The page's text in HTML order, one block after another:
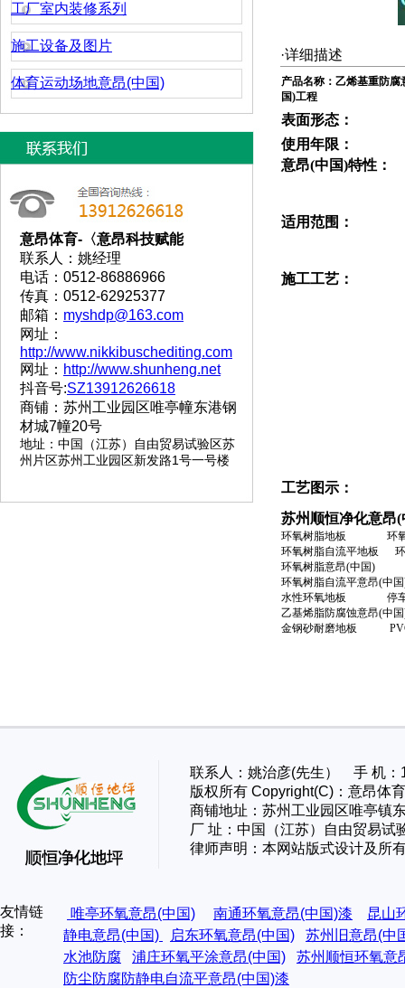
工厂室内装修系列
施工设备及图片
体育运动场地意昂(中国)
意昂体育-〈意昂科技赋能
联系人：姚经理
电话：0512-86886966
传真：0512-62925377
邮箱： myshdp@163.com
网址：
http://www.nikkibuschediting.com
网址： http://www.shunheng.net
抖音号:SZ13912626618
商铺：苏州工业园区唯亭幢东港钢
材城7幢20号
地址 ： 中国（江苏）自由贸易试验区苏
州片区苏州工业园区新发路1号一号楼
·详细描述
产品名称： 乙烯基重防腐
国)工程
表面形态：
使用年限：
意昂(中国)特性：
适用范围：
施工工艺：
工艺图示：
苏州顺恒净化意昂
环氧树脂地板 环氧
环氧树脂自流平地板
环氧树脂意昂(中国)
环氧树脂自流平意昂(
水性环氧地板 停
乙基烯脂防腐蚀意
金钢砂耐磨地板
联系人：姚治彦(先生） 手 机
版权所有 Copyright(C)：意昂
商铺地址：苏州工业园区唯亭镇
厂 址： 中国（江苏）自由贸易试
律师声明：本网站版式设计及所
友情链
接：
唯亭环氧意昂(中国) 南通环氧意昂(中国)漆
昆山
静电意昂(中国)
启东环氧意昂(中国)
苏州旧意昂(中
水池防腐
浦庄环氧平涂意昂(中国)
苏州顺恒环氧意
防尘防腐防静电自流平意昂(中国)漆